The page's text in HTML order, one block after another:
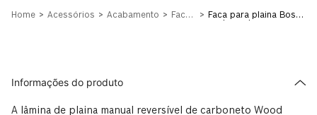
Acessórios Acabamento
Faca
Faca para plaina Bosch
Informações do produto
A lâmina de plaina manual reversível de carboneto Wood